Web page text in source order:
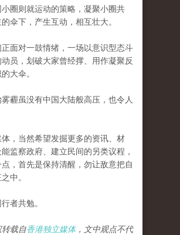
圈则就运动的策略，凝聚小圈共
伞下，产生互动，相互壮大。
面对一鼓情绪，一场以意识型态斗
员，划破大家曾经撑、用作凝聚反
大伞。
霾虽没有中国大陆般高压，也令人
，当然希望发掘更多的资讯、材
监察政府、建立民间的另类议程，
，首先是保持清醒，勿让敌意把自
中。
者共勉。
载自香港独立媒体，文中观点不代